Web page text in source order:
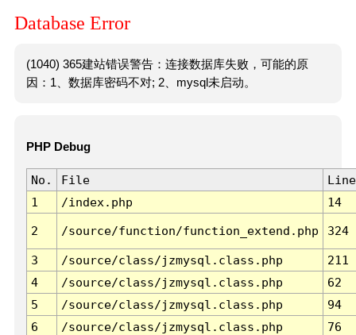
Database Error
(1040) 365建站错误警告：连接数据库失败，可能的原
因：1、数据库密码不对; 2、mysql未启动。
PHP Debug
No. File
Line
1
/index.php 14
2 /source/function/function_extend.php 324
3 /source/class/jzmysql.class.php
211
4
/source/class/jzmysql.class.php
62
5
/source/class/jzmysql.class.php
94
6
/source/class/jzmysql.class.php 76